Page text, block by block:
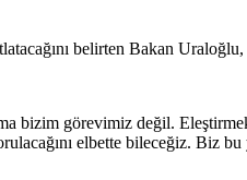
belirten Bakan
bizim görevimiz değil.
elbette bileceğiz. Biz